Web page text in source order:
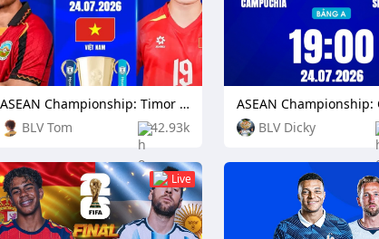
BLV Tom 42.93k
ASEAN Championship: Timor Leste vs Vietnam
BLV Dicky
Live